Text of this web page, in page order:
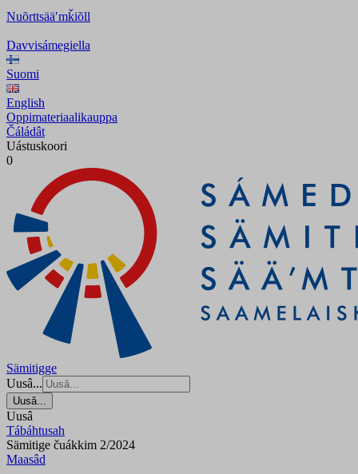
Nuõrttsääʹmǩiõll
Davvisámegiella
Suomi
English
Oppimateriaalikauppa
Čáládât
Uástuskoori
0
Sämitigge
Uusâ...
Uusâ...
Uusâ
Tábáhtusah
Sämitige čuákkim 2/2024
Maasâd